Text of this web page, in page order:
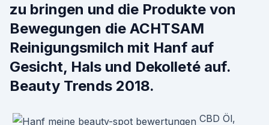
zu bringen und die Produkte von
Bewegungen die ACHTSAM
Reinigungsmilch mit Hanf auf
Gesicht, Hals und Dekolleté auf.
Beauty Trends 2018.
CBD Öl,